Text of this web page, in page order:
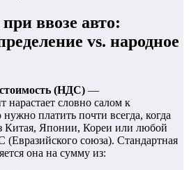
ввозе авто:
vs. народное
(НДС) —
нарастает словно салом к
платить почти всегда, когда
Китая, Японии, Кореи или любой
союза). Стандартная
она на сумму из: